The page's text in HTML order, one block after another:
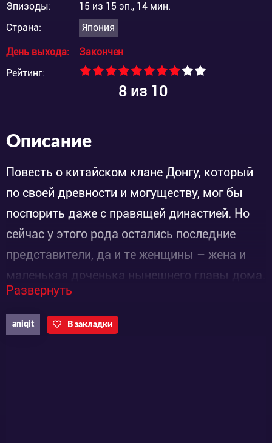
Эпизоды:
15 из 15 эп., 14 мин.
Страна:
Япония
День выхода:
Закончен
Рейтинг:
8из 10
Описание
Повесть о китайском клане Донгу, который
по своей древности и могуществу, мог бы
поспорить даже с правящей династией. Но
сейчас у этого рода остались последние
представители, да и те женщины – жена и
маленькая доченька нынешнего главы дома.
Сам даймё неведомым образом пропал, его
не сумели отыскать, теперь только взрослая
и младшая госпожи несут ответственность
Развернуть
aniqit В закладки